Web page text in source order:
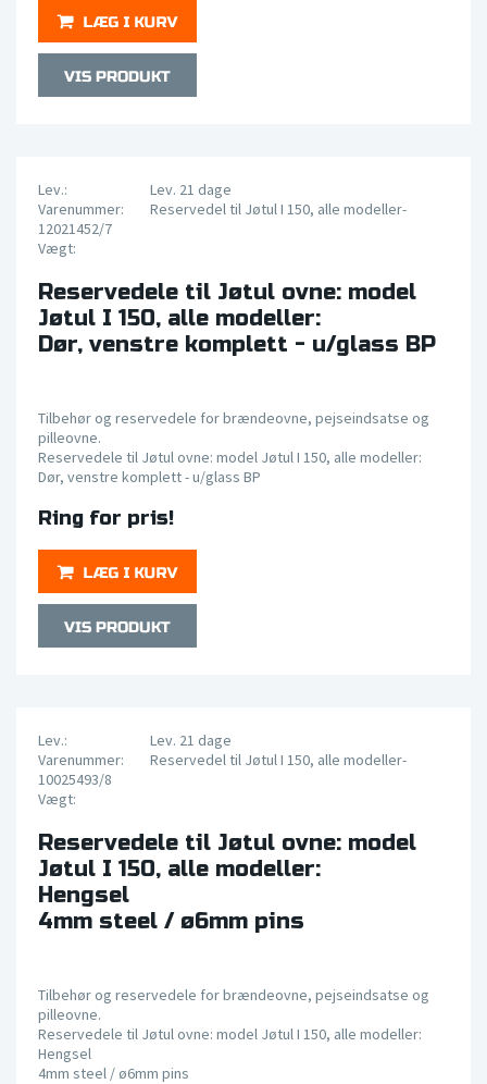
Lev.:
Lev. 21 dage
Varenummer:
Reservedel til Jøtul I 150, alle modeller-
12021452/7
Vægt:
Reservedele til Jøtul ovne: model
Jøtul I 150, alle modeller:
Dør, venstre komplett - u/glass BP
Tilbehør og reservedele for brændeovne, pejseindsatse og
pilleovne.
Reservedele til Jøtul ovne: model Jøtul I 150, alle modeller:
Dør, venstre komplett - u/glass BP
Ring for pris!
Lev.:
Lev. 21 dage
Varenummer:
Reservedel til Jøtul I 150, alle modeller-
10025493/8
Vægt:
Reservedele til Jøtul ovne: model
Jøtul I 150, alle modeller:
Hengsel
4mm steel / ø6mm pins
Tilbehør og reservedele for brændeovne, pejseindsatse og
pilleovne.
Reservedele til Jøtul ovne: model Jøtul I 150, alle modeller:
Hengsel
4mm steel / ø6mm pins